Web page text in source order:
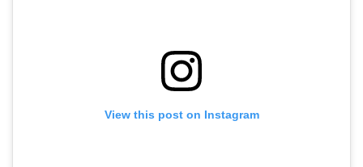
View this post on Instagram